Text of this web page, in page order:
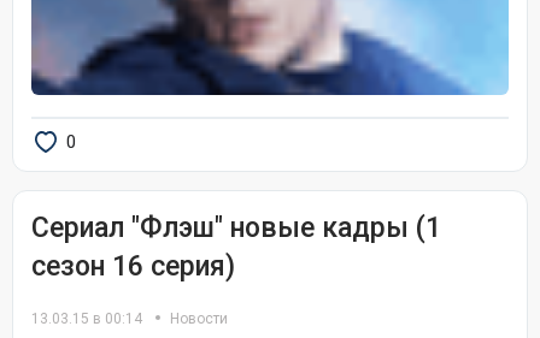
0
Сериал "Флэш" новые кадры (1
сезон 16 серия)
13.03.15 в 00:14 Новости